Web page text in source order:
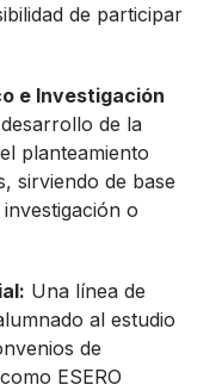
de participar
e Investigación
de la
planteamiento
sirviendo de base
o
Una línea de
al estudio
de
ESERO